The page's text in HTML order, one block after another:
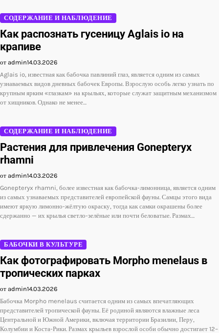
СОДЕРЖАНИЕ И НАБЛЮДЕНИЕ
Как распознать гусеницу Aglais io на
крапиве
от admin14.03.2026
Aglais io, известная как бабочка павлиний глаз, является одним из самых
узнаваемых видов дневных бабочек Европы. Взрослую особь легко узнать по
крупным ярким «глазкам» на крыльях, которые служат защитным механизмом
от хищников. Однако не менее…
СОДЕРЖАНИЕ И НАБЛЮДЕНИЕ
Растения для привлечения Gonepteryx
rhamni
от admin14.03.2026
Gonepteryx rhamni, более известная как бабочка-лимонница, является одним
из самых узнаваемых представителей европейской фауны. Самцы этого вида
имеют яркую лимонно-жёлтую окраску, тогда как самки окрашены более
сдержанно — их крылья светло-зелёные или почти беловатые. Размах…
БАБОЧКИ В КУЛЬТУРЕ
Как фотографировать Morpho menelaus в
тропических парках
от admin14.03.2026
Бабочка Morpho menelaus считается одним из самых впечатляющих
представителей тропической фауны. Её родиной являются влажные леса
Центральной и Южной Америки, включая территории Бразилии, Перу,
Колумбии и Коста-Рики. Размах крыльев взрослой особи обычно достигает 12–